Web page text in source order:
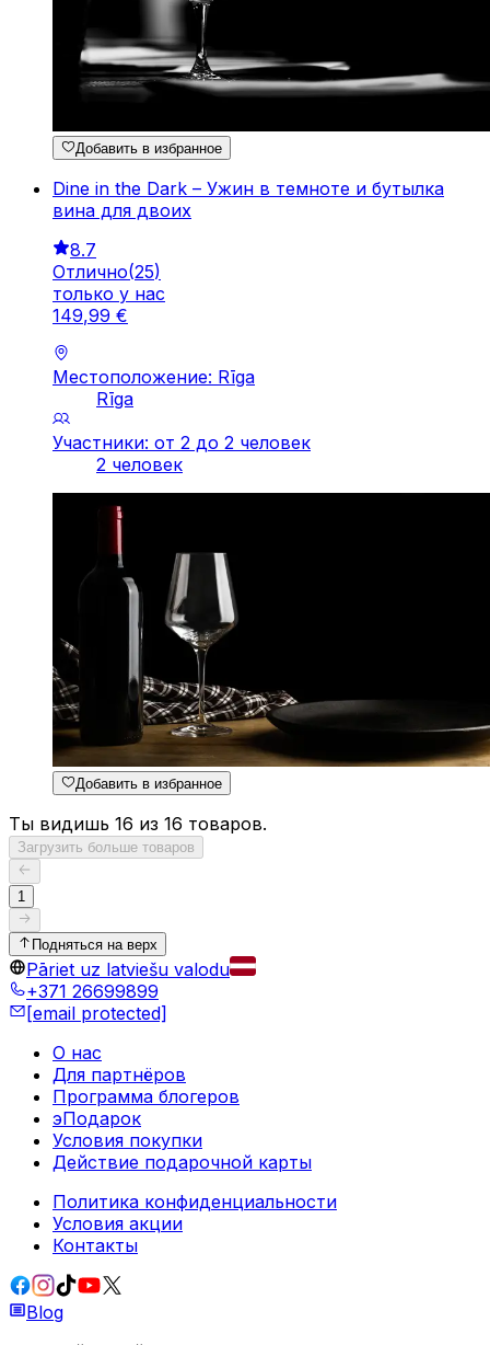
Добавить в избранное
Dine in the Dark – Ужин в темноте и бутылка
вина для двоих
8.7
Отлично(25)
только у нас
149,99 €
Местоположение: Rīga
Rīga
Участники: от 2 до 2 человек
2 человек
Добавить в избранное
Ты видишь 16 из 16 товаров.
Загрузить больше товаров
1
Подняться на верх
Pāriet uz latviešu valodu
+371 26699899
[email protected]
О нас
Для партнёров
Программа блогеров
эПодарок
Условия покупки
Действие подарочной карты
Политика конфиденциальности
Условия акции
Контакты
Blog